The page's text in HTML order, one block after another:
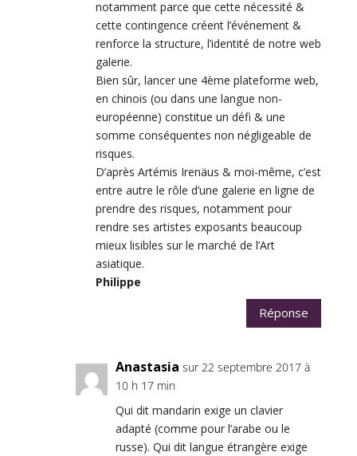
notamment parce que cette nécessité &
cette contingence créent l’événement &
renforce la structure, l’identité de notre web
galerie.
Bien sûr, lancer une 4ème plateforme web,
en chinois (ou dans une langue non-
européenne) constitue un défi & une
somme conséquentes non négligeable de
risques.
D’après Artémis Irenäus & moi-même, c’est
entre autre le rôle d’une galerie en ligne de
prendre des risques, notamment pour
rendre ses artistes exposants beaucoup
mieux lisibles sur le marché de l’Art
asiatique.
Philippe
Réponse
Anastasia sur 22 septembre 2017 à
10 h 17 min
Qui dit mandarin exige un clavier
adapté (comme pour l’arabe ou le
russe). Qui dit langue étrangère exige